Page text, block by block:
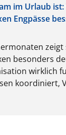
im Urlaub ist:
Engpässe
zeigt
besonders
wirklich
koordiniert,
werden.